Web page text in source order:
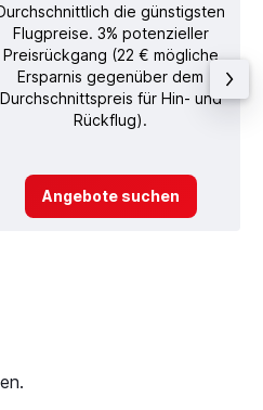
die günstigsten
Flugpreise. 3% potenzieller
Preisrückgang (22 € mögliche
Ersparnis gegenüber dem
Durchschnittspreis für Hin- und
Rückflug).
Angebote suchen